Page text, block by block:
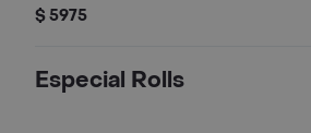
$ 5975
Especial Rolls